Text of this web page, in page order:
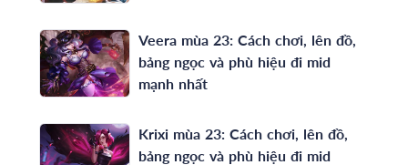
Veera mùa 23: Cách chơi, lên đồ,
bảng ngọc và phù hiệu đi mid
mạnh nhất
Krixi mùa 23: Cách chơi, lên đồ,
bảng ngọc và phù hiệu đi mid